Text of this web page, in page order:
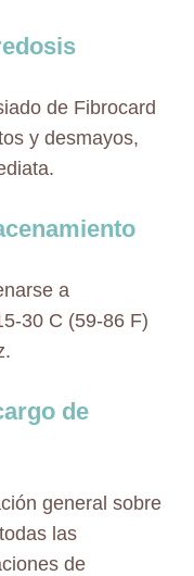
de Fibrocard
y desmayos,
a
30 C (59-86 F)
de
general sobre
las
de